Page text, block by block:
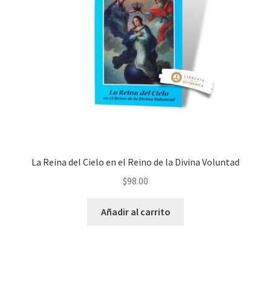
La Reina del Cielo en el Reino de la Divina Voluntad
$98.00
Añadir al carrito